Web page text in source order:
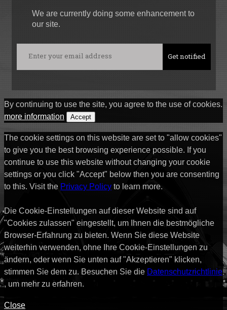
We are currently doing some enhancement to
our site.
By continuing to use the site, you agree to the use of cookies.
more information
Accept
The cookie settings on this website are set to "allow cookies"
to give you the best browsing experience possible. If you
continue to use this website without changing your cookie
settings or you click "Accept" below then you are consenting
to this. Visit the Privacy Policy to learn more.
Die Cookie-Einstellungen auf dieser Website sind auf
"Cookies zulassen" eingestellt, um Ihnen die bestmögliche
Browser-Erfahrung zu bieten. Wenn Sie diese Website
weiterhin verwenden, ohne Ihre Cookie-Einstellungen zu
ändern, oder wenn Sie unten auf "Akzeptieren" klicken,
stimmen Sie dem zu. Besuchen Sie die Datenschutzrichtlinie
, um mehr zu erfahren.
Close